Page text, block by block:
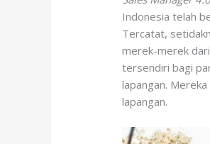
Indonesia telah
Tercatat,
merek-merek
tersendiri bagi
lapangan.
lapangan.